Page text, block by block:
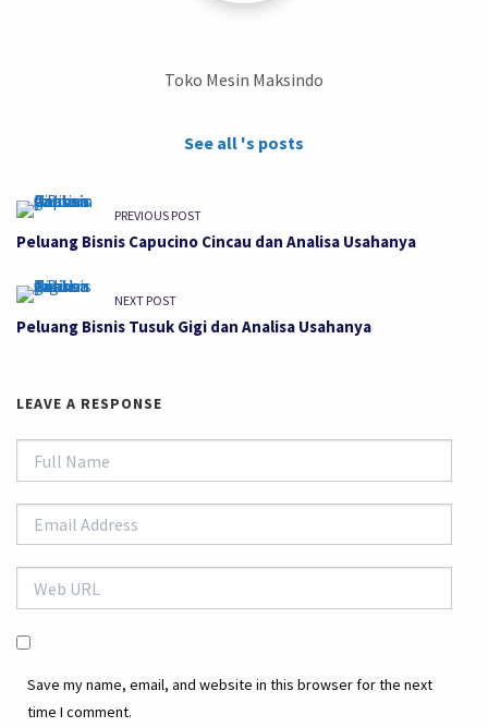
Toko Mesin Maksindo
See all 's posts
PREVIOUS POST
Peluang Bisnis Capucino Cincau dan Analisa Usahanya
NEXT POST
Peluang Bisnis Tusuk Gigi dan Analisa Usahanya
LEAVE A RESPONSE
Save my name, email, and website in this browser for the next
time I comment.